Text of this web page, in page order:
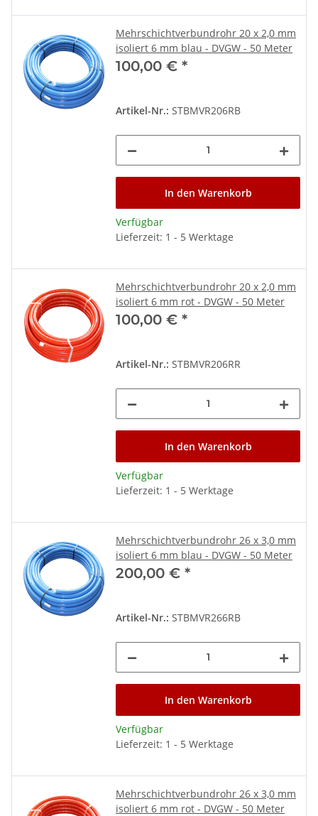
Mehrschichtverbundrohr 20 x 2,0 mm
isoliert 6 mm blau - DVGW - 50 Meter
100,00 € *
Artikel-Nr.: STBMVR206RB
In den Warenkorb
Verfügbar
Lieferzeit: 1 - 5 Werktage
Mehrschichtverbundrohr 20 x 2,0 mm
isoliert 6 mm rot - DVGW - 50 Meter
100,00 € *
Artikel-Nr.: STBMVR206RR
In den Warenkorb
Verfügbar
Lieferzeit: 1 - 5 Werktage
Mehrschichtverbundrohr 26 x 3,0 mm
isoliert 6 mm blau - DVGW - 50 Meter
200,00 € *
Artikel-Nr.: STBMVR266RB
In den Warenkorb
Verfügbar
Lieferzeit: 1 - 5 Werktage
Mehrschichtverbundrohr 26 x 3,0 mm
isoliert 6 mm rot - DVGW - 50 Meter